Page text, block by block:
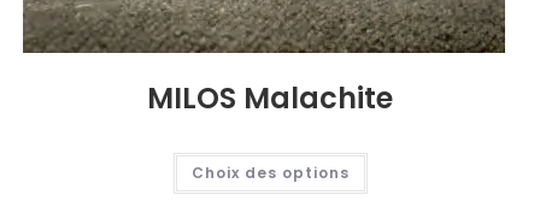
MILOS Malachite
Choix des options